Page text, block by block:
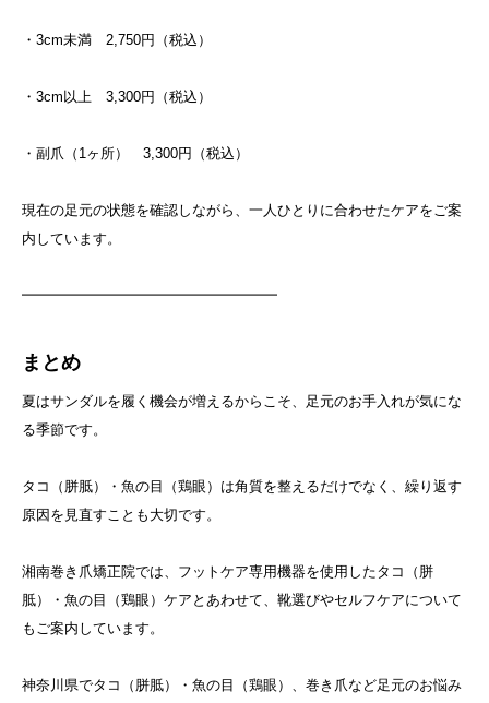
・3cm未満 2,750円（税込）
・3cm以上 3,300円（税込）
・副爪（1ヶ所） 3,300円（税込）
現在の足元の状態を確認しながら、一人ひとりに合わせたケアをご案
内しています。
━━━━━━━━━━━━━━━━━━
まとめ
夏はサンダルを履く機会が増えるからこそ、足元のお手入れが気にな
る季節です。
タコ（胼胝）・魚の目（鶏眼）は角質を整えるだけでなく、繰り返す
原因を見直すことも大切です。
湘南巻き爪矯正院では、フットケア専用機器を使用したタコ（胼
胝）・魚の目（鶏眼）ケアとあわせて、靴選びやセルフケアについて
もご案内しています。
神奈川県でタコ（胼胝）・魚の目（鶏眼）、巻き爪など足元のお悩み